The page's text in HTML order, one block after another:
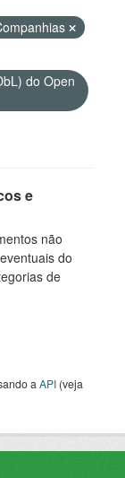
do Open
e
não
do
de
a API (veja